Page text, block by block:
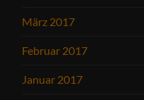
März 2017
Februar 2017
Januar 2017